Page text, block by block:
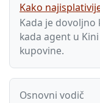
Kako
Kada je
kada agent u
kupovine.
Osnovni vodič